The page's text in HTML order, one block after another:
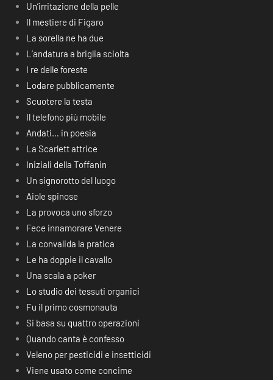
Un’irritazione della pelle
Il mestiere di Figaro
La sorella ne ha due
L’andatura a briglia sciolta
I re delle foreste
Lodare pubblicamente
Scuotere la testa
Il telefono più mobile
Andati… in poesia
La Scarlett attrice
Iniziali della Toffanin
Un signorotto del luogo
Aiole spinose
La provoca uno sforzo
Fece innamorare Venere
La convalida la pratica
Le ha doppie il cavallo
Una scala a poker
Lo studio dei tessuti organici
Fu il primo cosmonauta
Si basa su quattro operazioni
Quando canta è confesso
Veleno per pesticidi e insetticidi
Viene usato come concime